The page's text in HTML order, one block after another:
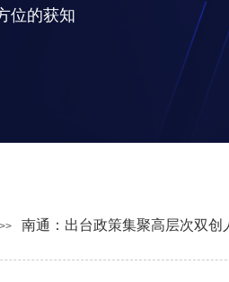
位的获知
>> 南通：出台政策集聚高层次双创